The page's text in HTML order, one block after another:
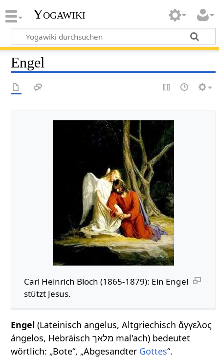
Yogawiki
Engel
Carl Heinrich Bloch (1865-1879): Ein Engel
stützt Jesus.
Engel (Lateinisch angelus, Altgriechisch ἄγγελος
ángelos, Hebräisch מלאך mal'ach) bedeutet
wörtlich: „Bote“, „Abgesandter Gottes“.